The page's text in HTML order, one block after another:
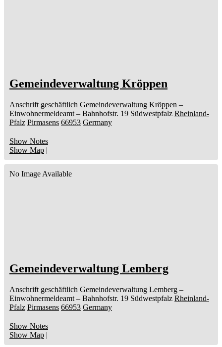
Gemeindeverwaltung Kröppen
Anschrift geschäftlich Gemeindeverwaltung Kröppen –
Einwohnermeldeamt – Bahnhofstr. 19 Südwestpfalz Rheinland-
Pfalz Pirmasens 66953 Germany
Show Notes
Show Map |
No Image Available
Gemeindeverwaltung Lemberg
Anschrift geschäftlich Gemeindeverwaltung Lemberg –
Einwohnermeldeamt – Bahnhofstr. 19 Südwestpfalz Rheinland-
Pfalz Pirmasens 66953 Germany
Show Notes
Show Map |